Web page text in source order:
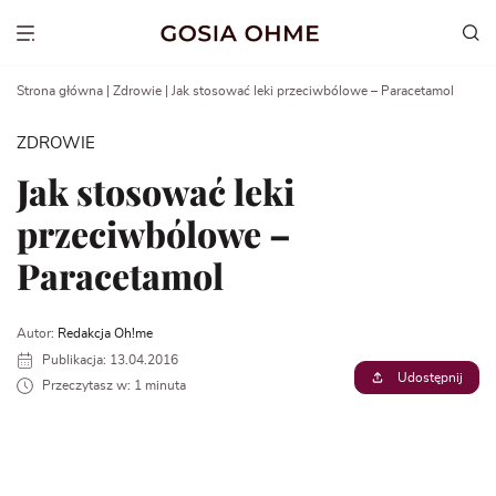
Show menu
Strona główna Zdrowie Jak stosować leki przeciwbólowe – Paracetamol
ZDROWIE
Jak stosować leki
przeciwbólowe –
Paracetamol
Autor: Redakcja Oh!me
Publikacja: 13.04.2016
Przeczytasz w: 1 minuta
Udostępnij